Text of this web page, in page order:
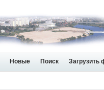
Новые Поиск Загрузить